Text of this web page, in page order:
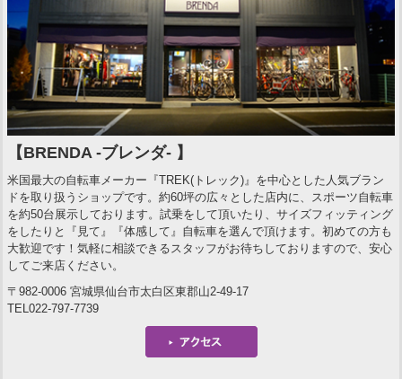
【BRENDA -ブレンダ- 】
米国最大の自転車メーカー『TREK(トレック)』を中心とした人気ブラン
ドを取り扱うショップです。約60坪の広々とした店内に、スポーツ自転車
を約50台展示しております。試乗をして頂いたり、サイズフィッティング
をしたりと『見て』『体感して』自転車を選んで頂けます。初めての方も
大歓迎です！気軽に相談できるスタッフがお待ちしておりますので、安心
してご来店ください。
〒982-0006 宮城県仙台市太白区東郡山2-49-17
TEL022-797-7739